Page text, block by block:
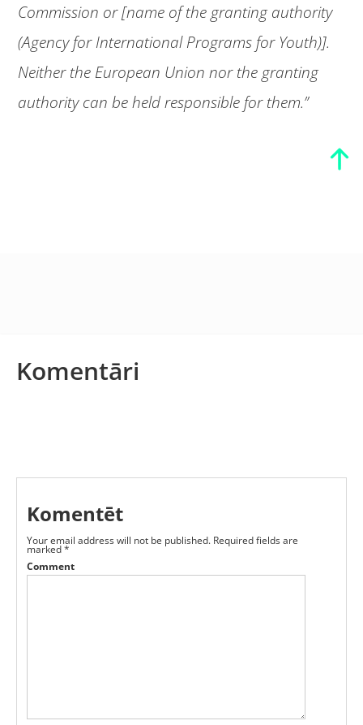
Commission or [name of the granting authority
(Agency for International Programs for Youth)].
Neither the European Union nor the granting
authority can be held responsible for them.”
Komentāri
Komentēt
Your email address will not be published. Required fields are
marked*
Comment